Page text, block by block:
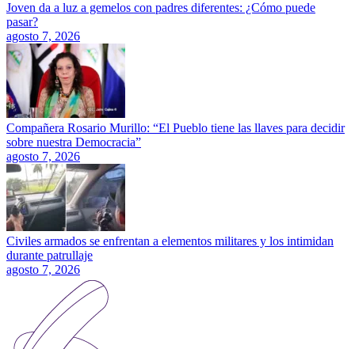
Joven da a luz a gemelos con padres diferentes: ¿Cómo puede
pasar?
agosto 7, 2026
Compañera Rosario Murillo: “El Pueblo tiene las llaves para decidir
sobre nuestra Democracia”
agosto 7, 2026
Civiles armados se enfrentan a elementos militares y los intimidan
durante patrullaje
agosto 7, 2026